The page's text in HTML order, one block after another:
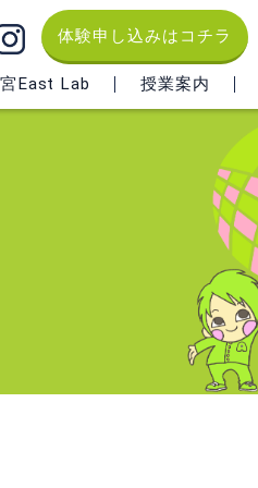
East Lab 授業案内
体験申し込みはコチラ